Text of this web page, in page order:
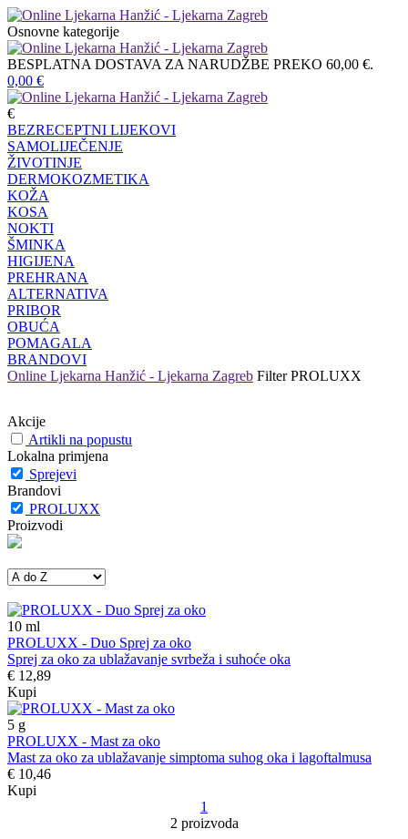
Osnovne kategorije
BESPLATNA DOSTAVA ZA NARUDŽBE PREKO 60,00 €.
0,00 €
€
BEZRECEPTNI LIJEKOVI
SAMOLIJEČENJE
ŽIVOTINJE
DERMOKOZMETIKA
KOŽA
KOSA
NOKTI
ŠMINKA
HIGIJENA
PREHRANA
ALTERNATIVA
PRIBOR
OBUĆA
POMAGALA
BRANDOVI
Online Ljekarna Hanžić - Ljekarna Zagreb Filter PROLUXX
Akcije
Artikli na popustu
Lokalna primjena
Sprejevi
Brandovi
PROLUXX
Proizvodi
10 ml
PROLUXX - Duo Sprej za oko
Sprej za oko za ublažavanje svrbeža i suhoće oka
€ 12,89
Kupi
5 g
PROLUXX - Mast za oko
Mast za oko za ublažavanje simptoma suhog oka i lagoftalmusa
€ 10,46
Kupi
1
2 proizvoda